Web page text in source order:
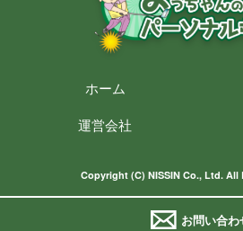
お問い合わ
ホーム
運営会社
Copyright (C) NISSIN Co., Ltd. All